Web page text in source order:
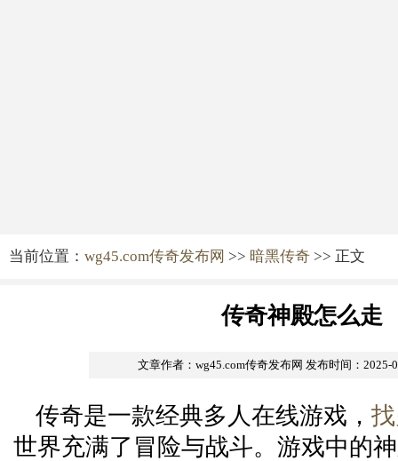
当前位置： wg45.com传奇发布网 >> 暗黑传奇 >> 正文
传奇神殿怎么走
文章作者：wg45.com传奇发布网 发布时间：2025-
传奇是一款经典多人在线游戏，
世界充满了冒险与战斗。游戏中的